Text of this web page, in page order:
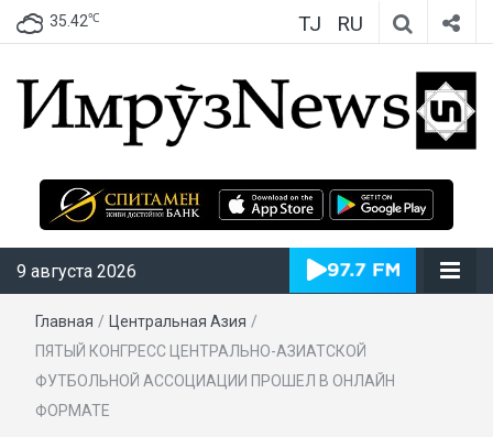
35.42℃ TJ RU
ИмрӯзNews
9 августа 2026
Главная / Центральная Азия /
ПЯТЫЙ КОНГРЕСС ЦЕНТРАЛЬНО-АЗИАТСКОЙ
ФУТБОЛЬНОЙ АССОЦИАЦИИ ПРОШЕЛ В ОНЛАЙН
ФОРМАТЕ